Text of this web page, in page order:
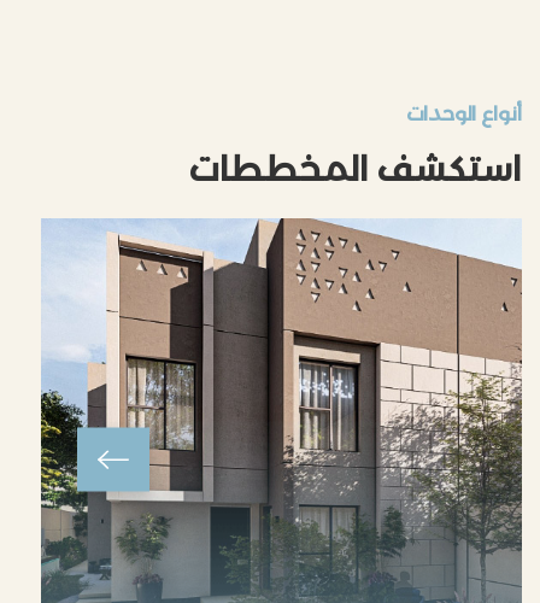
أنواع الوحدات
استكشف المخططات